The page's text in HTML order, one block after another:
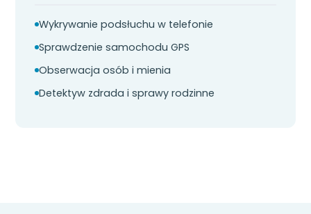
Wykrywanie podsłuchu w telefonie
Sprawdzenie samochodu GPS
Obserwacja osób i mienia
Detektyw zdrada i sprawy rodzinne